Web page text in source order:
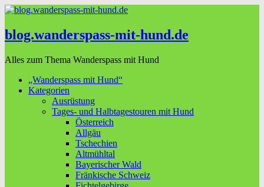
blog.wanderspass-mit-hund.de
Alles zum Thema Wanderspass mit Hund
„Wanderspass mit Hund“
Kategorien
Ausrüstung
Tages- und Halbtagestouren mit Hund
Österreich
Allgäu
Tschechien
Altmühltal
Bayerischer Wald
Fränkische Schweiz